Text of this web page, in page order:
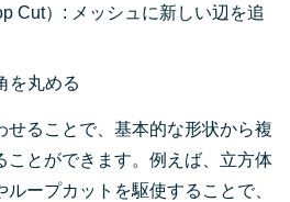
Cut）: メッシュに新しい辺を追
を丸める
せることで、基本的な形状から複
ことができます。例えば、立方体
ープカットを駆使することで、